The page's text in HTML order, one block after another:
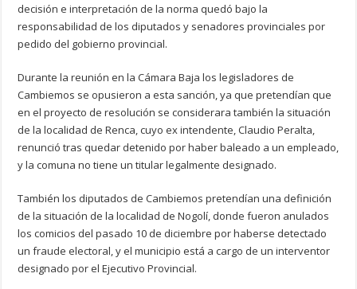
decisión e interpretación de la norma quedó bajo la
responsabilidad de los diputados y senadores provinciales por
pedido del gobierno provincial.
Durante la reunión en la Cámara Baja los legisladores de
Cambiemos se opusieron a esta sanción, ya que pretendían que
en el proyecto de resolución se considerara también la situación
de la localidad de Renca, cuyo ex intendente, Claudio Peralta,
renunció tras quedar detenido por haber baleado a un empleado,
y la comuna no tiene un titular legalmente designado.
También los diputados de Cambiemos pretendían una definición
de la situación de la localidad de Nogolí, donde fueron anulados
los comicios del pasado 10 de diciembre por haberse detectado
un fraude electoral, y el municipio está a cargo de un interventor
designado por el Ejecutivo Provincial.